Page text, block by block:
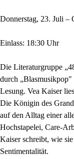
Donnerstag, 23. Juli –
Einlass: 18:30 Uhr
Die Literaturgruppe
durch
Lesung. Vea Kaiser
Die Königin des
auf den Alltag einer
Hochstapelei, Care-
Kaiser schreibt, wie
Sentimentalität.